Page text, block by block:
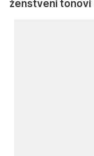
ženstveni tonovi